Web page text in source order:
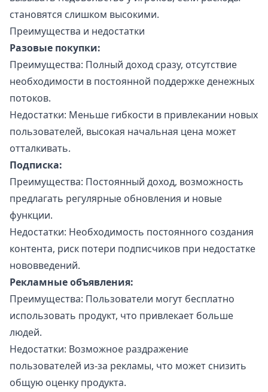
становятся слишком высокими.
Преимущества и недостатки
Разовые покупки:
Преимущества: Полный доход сразу, отсутствие
необходимости в постоянной поддержке денежных
потоков.
Недостатки: Меньше гибкости в привлекании новых
пользователей, высокая начальная цена может
отталкивать.
Подписка:
Преимущества: Постоянный доход, возможность
предлагать регулярные обновления и новые
функции.
Недостатки: Необходимость постоянного создания
контента, риск потери подписчиков при недостатке
нововведений.
Рекламные объявления:
Преимущества: Пользователи могут бесплатно
использовать продукт, что привлекает больше
людей.
Недостатки: Возможное раздражение
пользователей из-за рекламы, что может снизить
общую оценку продукта.